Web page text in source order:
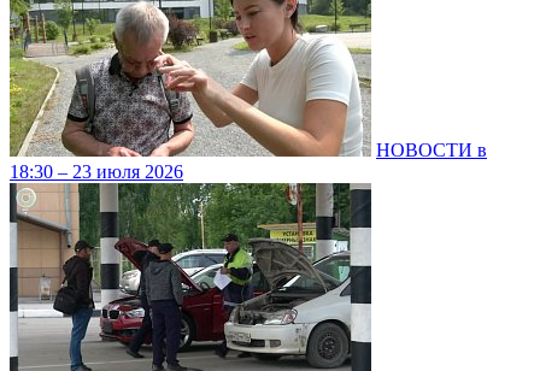
НОВОСТИ в
18:30 – 23 июля 2026